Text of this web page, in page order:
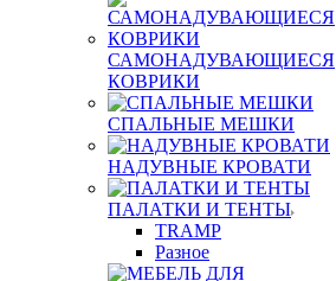
САМОНАДУВАЮЩИЕСЯ
КОВРИКИ
СПАЛЬНЫЕ МЕШКИ
НАДУВНЫЕ КРОВАТИ
ПАЛАТКИ И ТЕНТЫ
TRAMP
Разное